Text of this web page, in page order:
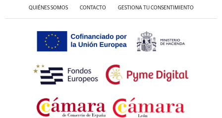
QUIÉNES SOMOS CONTACTO GESTIONA TU CONSENTIMIENTO